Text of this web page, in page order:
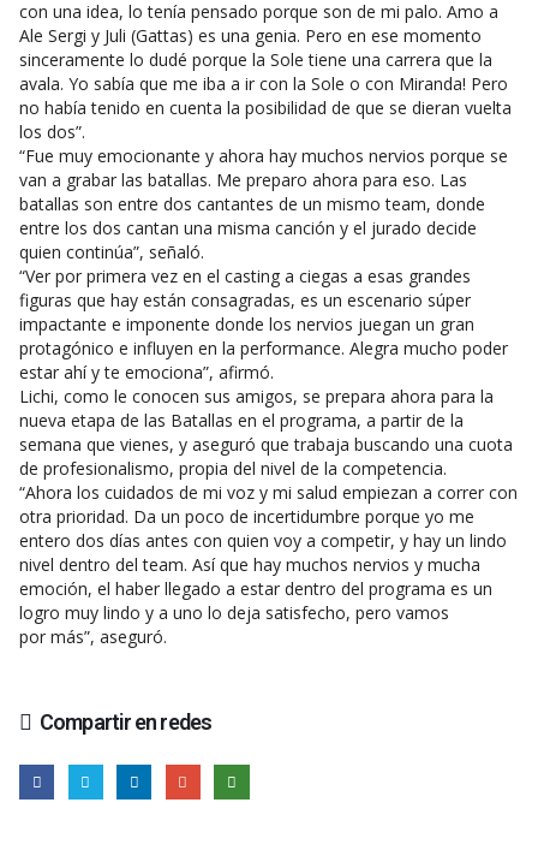
con una idea, lo tenía pensado porque son de mi palo. Amo a
Ale Sergi y Juli (Gattas) es una genia. Pero en ese momento
sinceramente lo dudé porque la Sole tiene una carrera que la
avala. Yo sabía que me iba a ir con la Sole o con Miranda! Pero
no había tenido en cuenta la posibilidad de que se dieran vuelta
los dos”.
“Fue muy emocionante y ahora hay muchos nervios porque se
van a grabar las batallas. Me preparo ahora para eso. Las
batallas son entre dos cantantes de un mismo team, donde
entre los dos cantan una misma canción y el jurado decide
quien continúa”, señaló.
“Ver por primera vez en el casting a ciegas a esas grandes
figuras que hay están consagradas, es un escenario súper
impactante e imponente donde los nervios juegan un gran
protagónico e influyen en la performance. Alegra mucho poder
estar ahí y te emociona”, afirmó.
Lichi, como le conocen sus amigos, se prepara ahora para la
nueva etapa de las Batallas en el programa, a partir de la
semana que vienes, y aseguró que trabaja buscando una cuota
de profesionalismo, propia del nivel de la competencia.
“Ahora los cuidados de mi voz y mi salud empiezan a correr con
otra prioridad. Da un poco de incertidumbre porque yo me
entero dos días antes con quien voy a competir, y hay un lindo
nivel dentro del team. Así que hay muchos nervios y mucha
emoción, el haber llegado a estar dentro del programa es un
logro muy lindo y a uno lo deja satisfecho, pero vamos
por más”, aseguró.
Compartir en redes